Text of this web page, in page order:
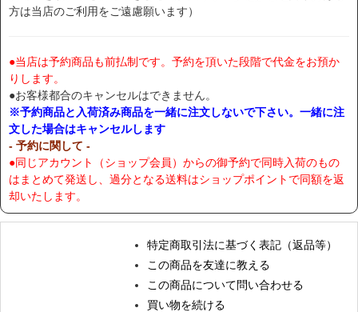
方は当店のご利用をご遠慮願います）
●当店は予約商品も前払制です。予約を頂いた段階で代金をお預か
りします。
●お客様都合のキャンセルはできません。
※予約商品と入荷済み商品を一緒に注文しないで下さい。一緒に注
文した場合はキャンセルします
- 予約に関して -
●同じアカウント（ショップ会員）からの御予約で同時入荷のもの
はまとめて発送し、過分となる送料はショップポイントで同額を返
却いたします。
特定商取引法に基づく表記（返品等）
この商品を友達に教える
この商品について問い合わせる
買い物を続ける